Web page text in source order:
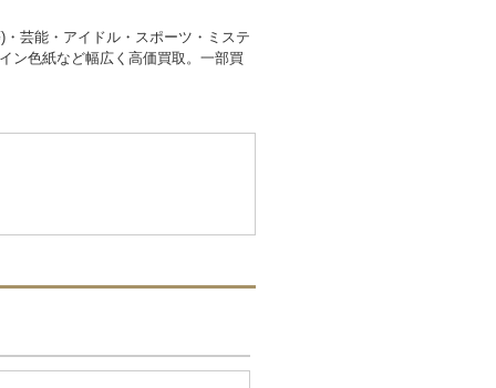
芸能・アイドル・スポーツ・ミステ
ン色紙など幅広く高価買取。一部買